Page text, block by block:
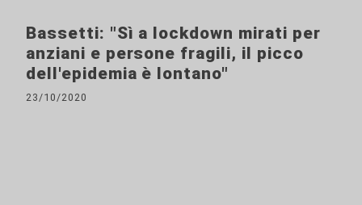
Bassetti: "Sì a lockdown mirati per
anziani e persone fragili, il picco
dell'epidemia è lontano"
23/10/2020